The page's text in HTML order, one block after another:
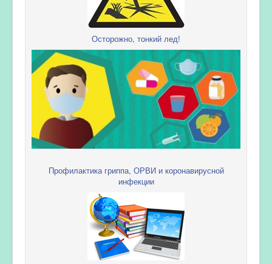
Осторожно, тонкий лед!
Профилактика гриппа, ОРВИ и коронавирусной
инфекции